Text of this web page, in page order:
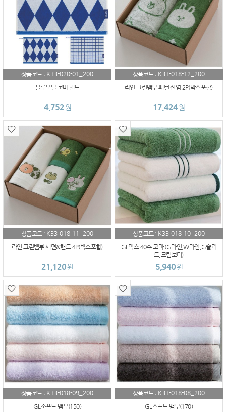
상품코드 : K33-020-01_200
블루모달 코마 핸드
4,752원
상품코드 : K33-018-12_200
라인 그린뱀부 패턴 선염 2P(박스포함)
17,424원
상품코드 : K33-018-11_200
라인 그린뱀부 세면&핸드 4P(박스포함)
21,120원
상품코드 : K33-018-10_200
GL믹스 40수 코마 (G라인,W라인,G솔리
드,크림보더)
5,940원
상품코드 : K33-018-09_200
GL소프트 뱀부(150)
상품코드 : K33-018-08_200
GL소프트 뱀부(170)